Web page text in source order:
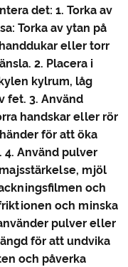
det: 1. Torka av
Torka av ytan på
eller torr
2. Placera i
kylrum, låg
fet. 3. Använd
handskar eller rör
för att öka
Använd pulver
mjöl
och
och minska
pulver eller
för att undvika
och påverka